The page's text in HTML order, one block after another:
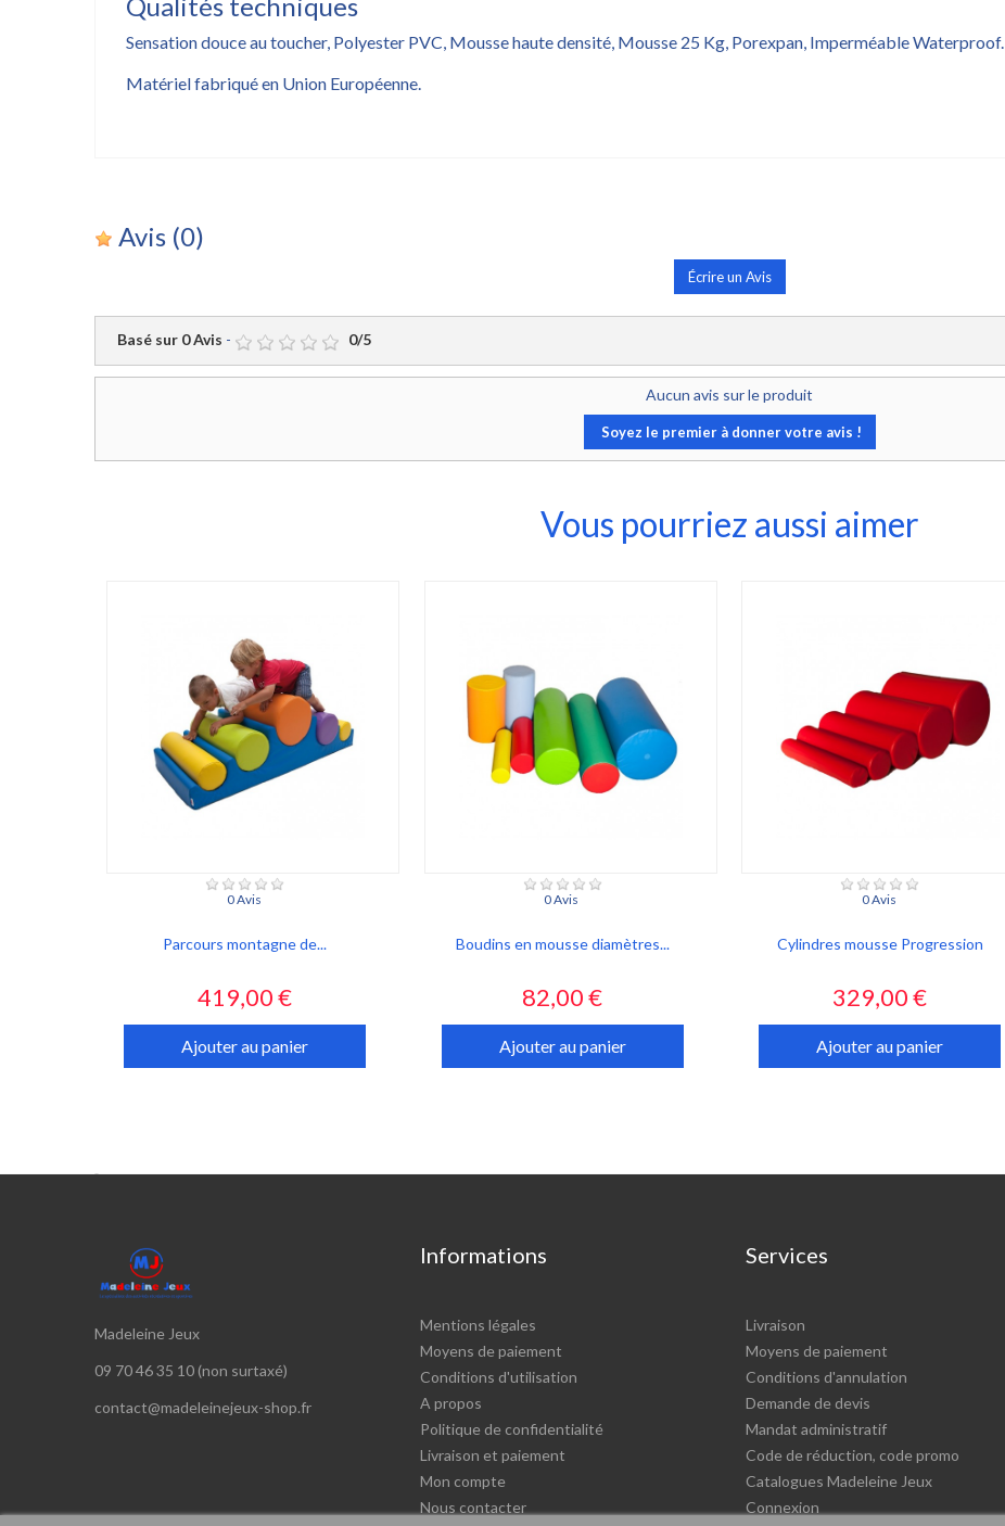
Sensation douce au toucher, Polyester PVC, Mousse haute densité, Mousse 25 Kg, Porexpan, Imperméable Waterproof.
Matériel fabriqué en Union Européenne.
Avis (0)
Écrire un Avis
Basé sur 0Avis - 0/5
Aucun avis sur le produit
Soyez le premier à donner votre avis !
Vous pourriez aussi aimer
0 Avis
Parcours montagne de...
Prix
419,00 €
Ajouter au panier
0 Avis
Boudins en mousse diamètres...
Prix
82,00 €
Ajouter au panier
0 Avis
Cylindres mousse Progression
Prix
329,00 €
Ajouter au panier

Madeleine Jeux
09 70 46 35 10 (non surtaxé)
contact@madeleinejeux-shop.fr
Informations
Mentions légales
Moyens de paiement
Conditions d'utilisation
A propos
Politique de confidentialité
Livraison et paiement
Mon compte
Nous contacter
Services
Livraison
Moyens de paiement
Conditions d'annulation
Demande de devis
Mandat administratif
Code de réduction, code promo
Catalogues Madeleine Jeux
Connexion